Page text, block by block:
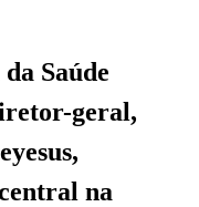
Saúde
geral,
na